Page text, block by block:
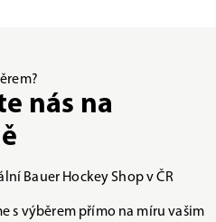
nás na
Bauer Hockey Shop v ČR
s výběrem přímo na míru vašim